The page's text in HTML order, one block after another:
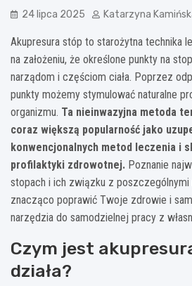
24 lipca 2025 Katarzyna
Akupresura stóp to starożytna technika
na założeniu, że określone punkty na
narządom i częściom ciała. Poprzez
punkty możemy stymulować naturalne
organizmu. Ta nieinwazyjna metoda
coraz większą popularność jako
konwencjonalnych metod leczenia i
profilaktyki zdrowotnej. Poznanie
stopach i ich związku z poszczególnymi
znacząco poprawić Twoje zdrowie i
narzędzia do samodzielnej pracy z
Czym jest
działa?